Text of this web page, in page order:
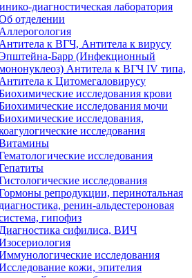
диагностическая лаборатория
отделении
Аллерогология
Антитела к ВГЧ, Антитела к вирусу
Барр (Инфекционный
Антитела к ВГЧ IV типа,
Антитела к Цитомегаловирусу
исследования крови
исследования мочи
исследования,
исследования
исследования
исследования
репродукции, перинотальная
диагностика, ренин-альдестероновая
гипофиз
Диагностика сифилиса, ВИЧ
исследования
кожи, эпителия